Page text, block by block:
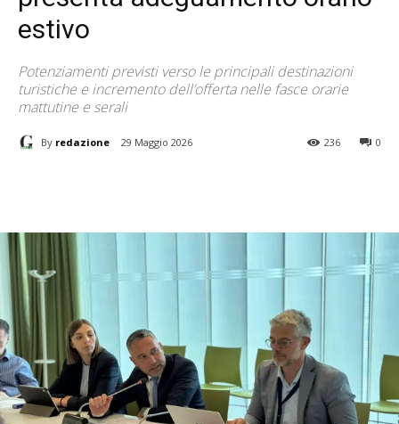
estivo
Potenziamenti previsti verso le principali destinazioni
turistiche e incremento dell’offerta nelle fasce orarie
mattutine e serali
By redazione 29 Maggio 2026 0
236